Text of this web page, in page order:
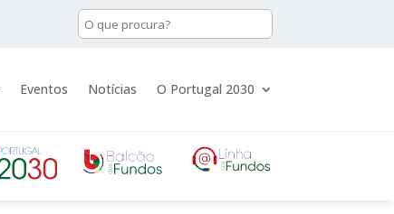
Eventos Notícias O Portugal 2030